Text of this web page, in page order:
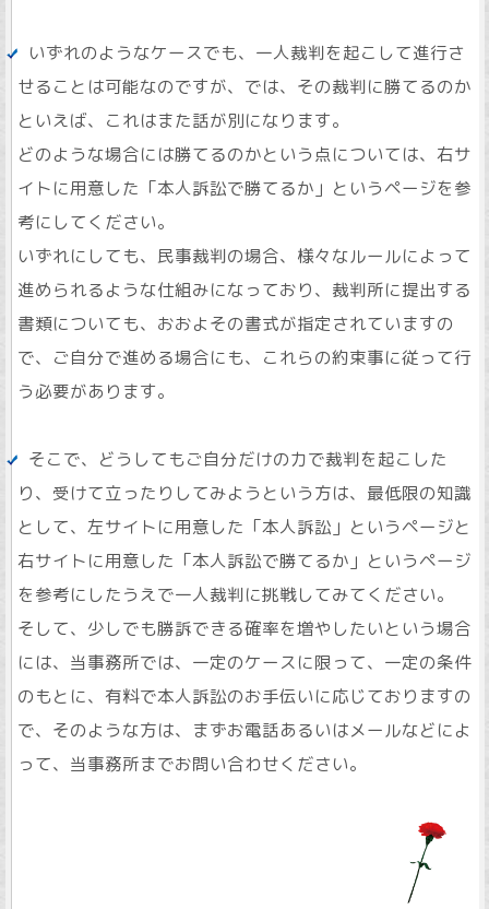
いずれのようなケースでも、一人裁判を起こして進行さ
せることは可能なのですが、では、その裁判に勝てるのか
といえば、これはまた話が別になります。
どのような場合には勝てるのかという点については、右サ
イトに用意した「本人訴訟で勝てるか」というページを参
考にしてください。
いずれにしても、民事裁判の場合、様々なルールによって
進められるような仕組みになっており、裁判所に提出する
書類についても、おおよその書式が指定されていますの
で、ご自分で進める場合にも、これらの約束事に従って行
う必要があります。
そこで、どうしてもご自分だけの力で裁判を起こした
り、受けて立ったりしてみようという方は、最低限の知識
として、左サイトに用意した「本人訴訟」というページと
右サイトに用意した「本人訴訟で勝てるか」というページ
を参考にしたうえで一人裁判に挑戦してみてください。
そして、少しでも勝訴できる確率を増やしたいという場合
には、当事務所では、一定のケースに限って、一定の条件
のもとに、有料で本人訴訟のお手伝いに応じておりますの
で、そのような方は、まずお電話あるいはメールなどによ
って、当事務所までお問い合わせください。